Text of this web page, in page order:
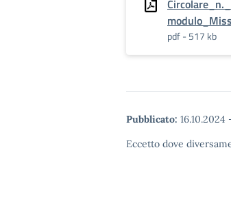
pdf - 517 kb
Pubblicato: 16.10.2024
Eccetto dove